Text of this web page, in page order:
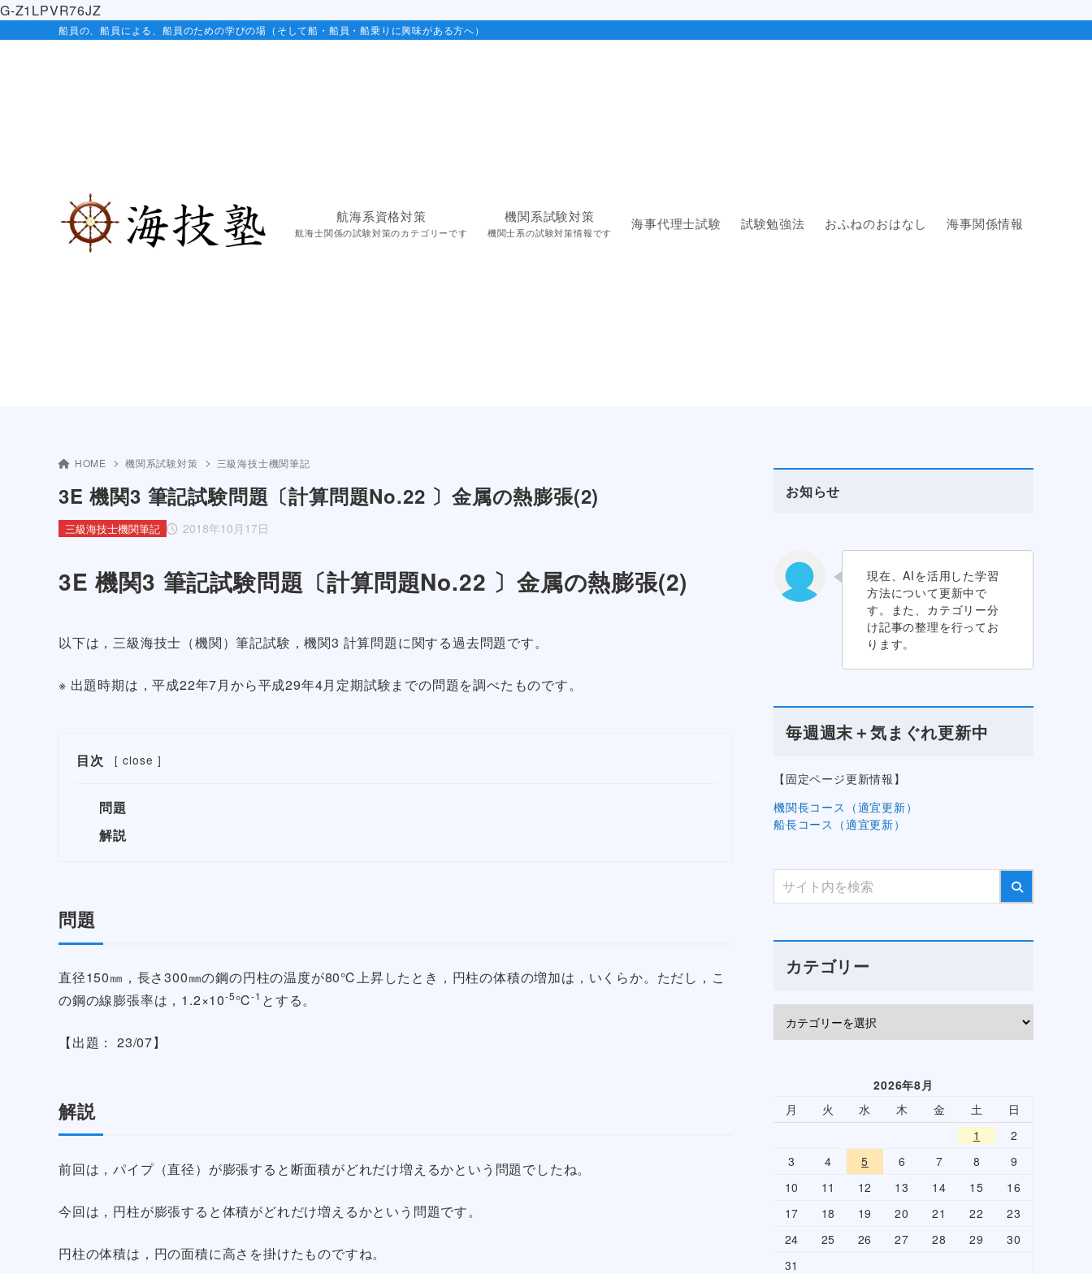
G-Z1LPVR76JZ
船員の、船員による、船員のための学びの場（そして船・船員・船乗りに興味がある方へ）
航海系資格対策
航海士関係の試験対策のカテゴリーです
機関系試験対策
機関士系の試験対策情報です
海事代理士試験 試験勉強法 おふねのおはなし 海事関係情報
HOME 機関系試験対策 三級海技士機関筆記
3E 機関3 筆記試験問題〔計算問題No.22 〕金属の熱膨張(2)
2018年10月17日
三級海技士機関筆記
3E 機関3 筆記試験問題〔計算問題No.22 〕金属の熱膨張(2)
以下は，三級海技士（機関）筆記試験，機関3 計算問題に関する過去問題です。
※ 出題時期は，平成22年7月から平成29年4月定期試験までの問題を調べたものです。
目次 [ close ]
問題
解説
問題
直径150㎜，長さ300㎜の鋼の円柱の温度が80℃上昇したとき，円柱の体積の増加は，いくらか。ただし，こ
の鋼の線膨張率は，1.2×10-5℃-1 とする。
【出題： 23/07】
解説
前回は，パイプ（直径）が膨張すると断面積がどれだけ増えるかという問題でしたね。
今回は，円柱が膨張すると体積がどれだけ増えるかという問題です。
円柱の体積は，円の面積に高さを掛けたものですね。
お知らせ
現在、AIを活用した学習
方法について更新中で
す。また、カテゴリー分
け記事の整理を行ってお
ります。
毎週週末＋気まぐれ更新中
【固定ページ更新情報】
機関長コース（適宜更新）
船長コース（適宜更新）
カテゴリー
2026年8月
月
火 水 木 金 土
日
1
2
3
4 5 6 7 8
9
10
11 12 13 14 15
16
17
18 19 20 21 22
23
24
25 26 27 28 29
30
31